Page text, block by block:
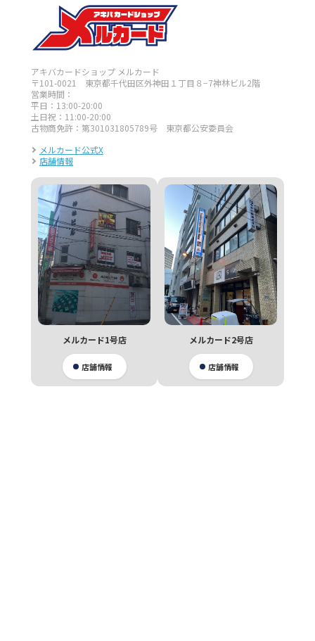
アキバカードショップ メルカード
〒101-0021 東京都千代田区外神田１丁目８−7神林ビル2階
営業時間：
平日：13:00-20:00
土日祝：11:00-20:00
古物商免許：第301031805789号 東京都公安委員会
メルカード公式X
店舗情報
メルカード1号店
店舗情報
メルカード2号店
店舗情報